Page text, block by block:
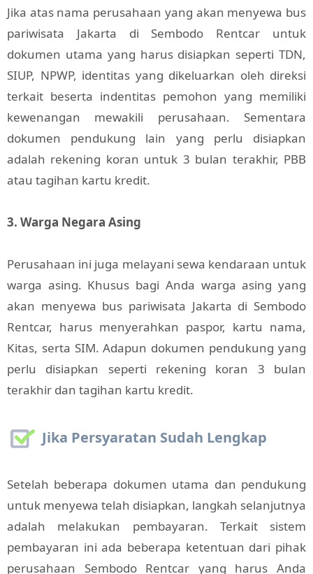
Jika atas nama perusahaan yang akan menyewa bus
pariwisata Jakarta di Sembodo Rentcar untuk
dokumen utama yang harus disiapkan seperti TDN,
SIUP, NPWP, identitas yang dikeluarkan oleh direksi
terkait beserta indentitas pemohon yang memiliki
kewenangan mewakili perusahaan. Sementara
dokumen pendukung lain yang perlu disiapkan
adalah rekening koran untuk 3 bulan terakhir, PBB
atau tagihan kartu kredit.
3. Warga Negara Asing
Perusahaan ini juga melayani sewa kendaraan untuk
warga asing. Khusus bagi Anda warga asing yang
akan menyewa bus pariwisata Jakarta di Sembodo
Rentcar, harus menyerahkan paspor, kartu nama,
Kitas, serta SIM. Adapun dokumen pendukung yang
perlu disiapkan seperti rekening koran 3 bulan
terakhir dan tagihan kartu kredit.
Jika Persyaratan Sudah Lengkap
Setelah beberapa dokumen utama dan pendukung
untuk menyewa telah disiapkan, langkah selanjutnya
adalah melakukan pembayaran. Terkait sistem
pembayaran ini ada beberapa ketentuan dari pihak
perusahaan Sembodo Rentcar yang harus Anda